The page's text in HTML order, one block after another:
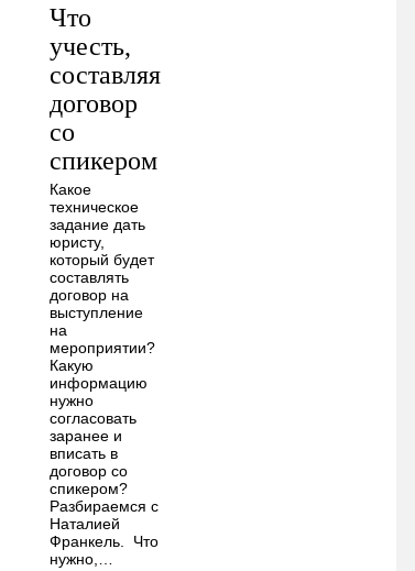
Что
учесть,
составляя
договор
со
спикером
Какое
техническое
задание дать
юристу,
который будет
составлять
договор на
выступление
на
мероприятии?
Какую
информацию
нужно
согласовать
заранее и
вписать в
договор со
спикером?
Разбираемся с
Наталией
Франкель. Что
нужно,…